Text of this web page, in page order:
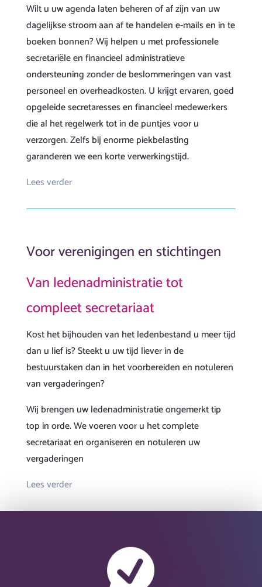
Wilt u uw agenda laten beheren of af zijn van uw
dagelijkse stroom aan af te handelen e-mails en in te
boeken bonnen? Wij helpen u met professionele
secretariële en financieel administratieve
ondersteuning zonder de beslommeringen van vast
personeel en overheadkosten. U krijgt ervaren, goed
opgeleide secretaresses en financieel medewerkers
die al het regelwerk tot in de puntjes voor u
verzorgen. Zelfs bij enorme piekbelasting
garanderen we een korte verwerkingstijd.
Lees verder
Voor verenigingen en stichtingen
Van ledenadministratie tot
compleet secretariaat
Kost het bijhouden van het ledenbestand u meer tijd
dan u lief is? Steekt u uw tijd liever in de
bestuurstaken dan in het voorbereiden en notuleren
van vergaderingen?
Wij brengen uw ledenadministratie ongemerkt tip
top in orde. We voeren voor u het complete
secretariaat en organiseren en notuleren uw
vergaderingen
Lees verder